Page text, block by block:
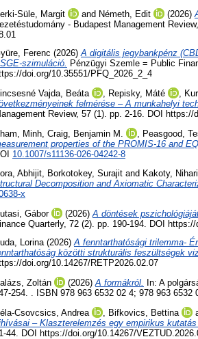
Süle, Margit
and Németh, Edit (2026)
- Budapest Management
Ferenc (2026)A digitális jegybankpénz
szimuláció. Pénzügyi Szemle = Public
doi.org/10.35551/PFQ_2026_2_4
Vajda, Beáta
, Repisky, Máté ,
felmérése – A munkahelyi
Review, 57 (1). pp. 2-16. DOI
Minh Craig, Benjamin M. Peasgood,
properties of the PROMIS-16 and
10.1007/s11136-026-04242-8
Abhijit
Borkotokey, Surajit and Kakoty,
Decomposition and Axiomatic
x
Gábor
(2026) A döntések
Quarterly, 72 (2). pp. 190-194. DOI
Lorina(2026)A fenntarthatósági trilemma-
közötti strukturális feszültségek
doi.org/10.14267/RETP2026.02.07
Zoltán
(2026)A formákról.
In: A
254. . ISBN 978 963 6532 02 4; 978 963 6532
Csovcsics, Andrea
Bifkovics, Bettina
– Klaszterelemzés egy empirikus kutatás
44. DOI https://doi.org/10.14267/